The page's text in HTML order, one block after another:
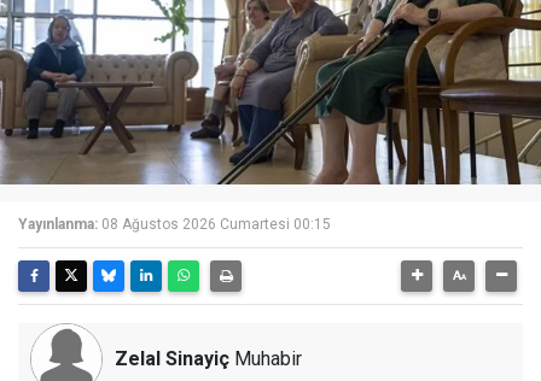
Yayınlanma: 08 Ağustos 2026 Cumartesi 00:15
Zelal Sinayiç Muhabir